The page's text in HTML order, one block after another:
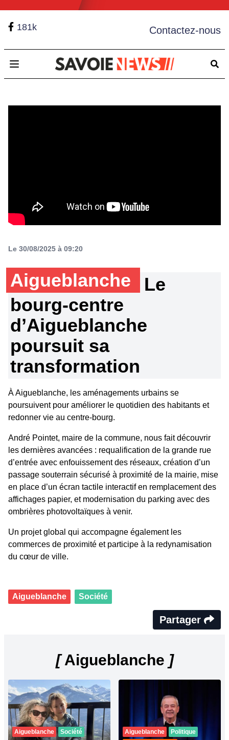
181k Contactez-nous
Open main menu
Le 30/08/2025 à 09:20
Aigueblanche
Le
bourg-centre
d’Aigueblanche
poursuit sa
transformation
À Aigueblanche, les aménagements urbains se
poursuivent pour améliorer le quotidien des habitants et
redonner vie au centre-bourg.
André Pointet, maire de la commune, nous fait découvrir
les dernières avancées : requalification de la grande rue
d’entrée avec enfouissement des réseaux, création d’un
passage souterrain sécurisé à proximité de la mairie, mise
en place d’un écran tactile interactif en remplacement des
affichages papier, et modernisation du parking avec des
ombrières photovoltaïques à venir.
Un projet global qui accompagne également les
commerces de proximité et participe à la redynamisation
du cœur de ville.
Aigueblanche Société
Partager
[Aigueblanche ]
Aigueblanche Société Aigueblanche
Politique